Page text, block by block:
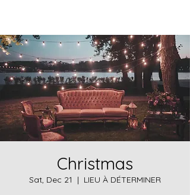
Christmas
Sat, Dec 21
  |
LIEU À DÉTERMINER